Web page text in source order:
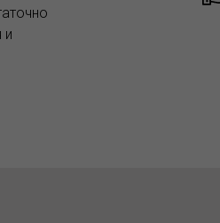
и